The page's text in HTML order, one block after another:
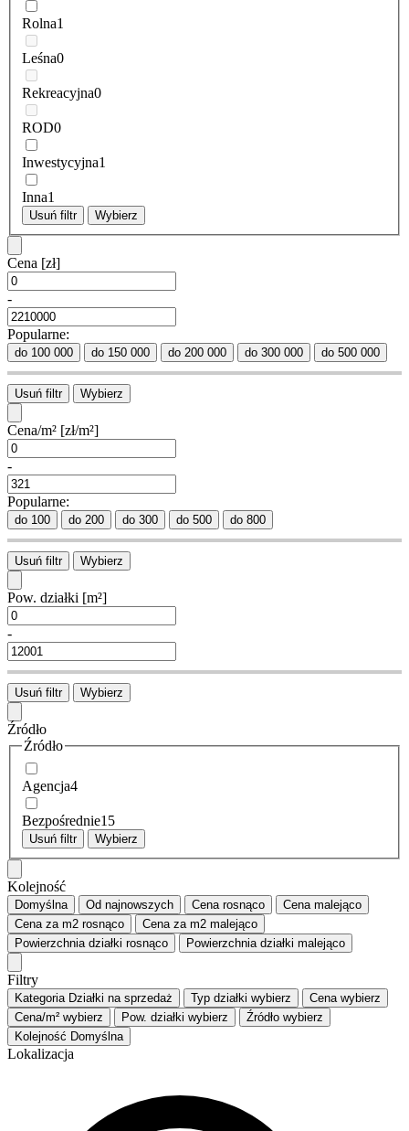
Rolna1
Leśna0
Rekreacyjna0
ROD0
Inwestycyjna1
Inna1
Usuń filtr Wybierz
Cena [zł]
-
Popularne:
do 100 000 do 150 000 do 200 000 do 300 000 do 500 000
Usuń filtr Wybierz
Cena/m² [zł/m²]
-
Popularne:
do 100 do 200 do 300 do 500 do 800
Usuń filtr Wybierz
Pow. działki [m²]
-
Usuń filtr Wybierz
Źródło
Źródło
Agencja4
Bezpośrednie15
Usuń filtr Wybierz
Kolejność
Domyślna Od najnowszych Cena rosnąco Cena malejąco
Cena za m2 rosnąco Cena za m2 malejąco
Powierzchnia działki rosnąco Powierzchnia działki malejąco
Filtry
Kategoria Działki na sprzedaż Typ działki wybierz Cena wybierz
Cena/m² wybierz Pow. działki wybierz Źródło wybierz
Kolejność Domyślna
Lokalizacja